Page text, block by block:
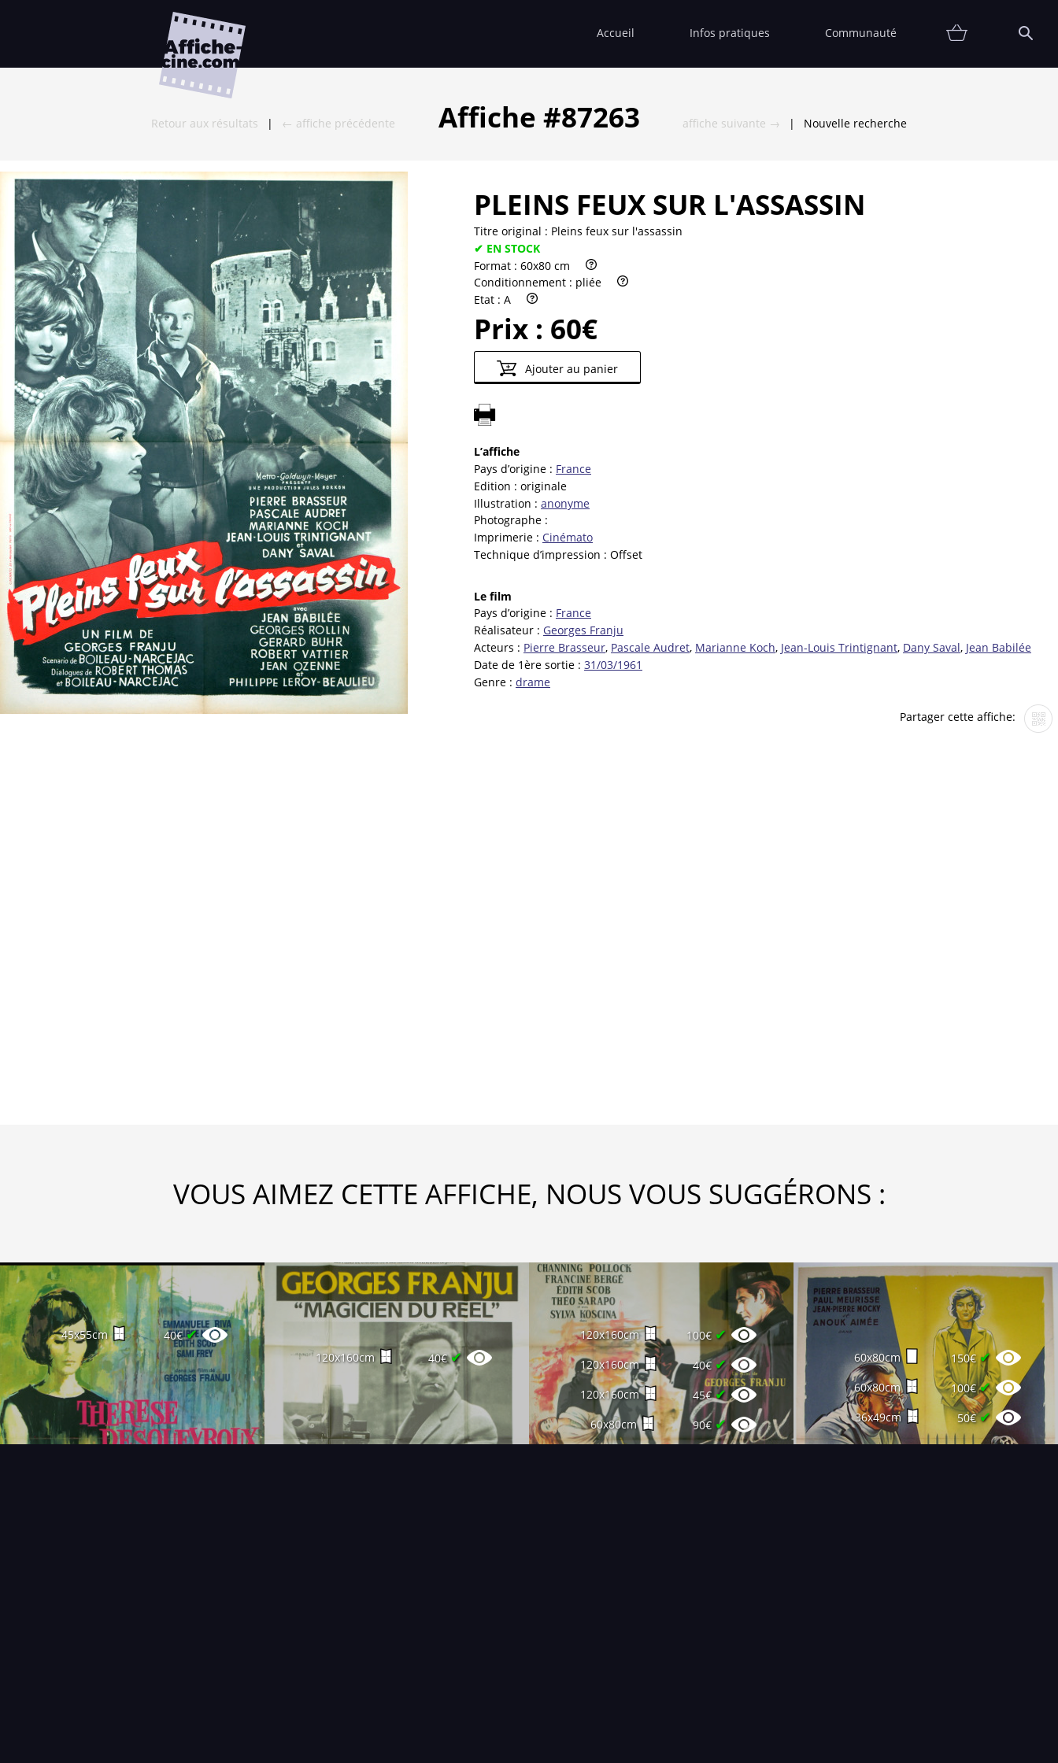
Accueil Infos pratiques
Affiche
Etat
Promotions
Contact
FAQ
Communauté
Collectionneur
Vendu
Thématiques
Partenaires
Vendre
Retour aux résultats | ← affiche précédente Affiche #87263 affiche suivante → | Nouvelle recherche
PLEINS FEUX SUR L'ASSASSIN
Titre original : Pleins feux sur l'assassin
✔ EN STOCK
Format : 60x80 cm
Conditionnement : pliée
Etat : A
Prix : 60€
Ajouter au panier
L’affiche
Pays d’origine : France
Edition : originale
Illustration : anonyme
Photographe :
Imprimerie : Cinémato
Technique d’impression : Offset
Le film
Pays d’origine : France
Réalisateur : Georges Franju
Acteurs : Pierre Brasseur, Pascale Audret, Marianne Koch, Jean-Louis Trintignant, Dany Saval, Jean Babilée
Date de 1ère sortie : 31/03/1961
Genre : drame
Partager cette affiche:
VOUS AIMEZ CETTE AFFICHE, NOUS VOUS SUGGÉRONS :
45x55cm 40€✔
120x160cm 40€✔
120x160cm 100€ ✔
120x160cm 40€✔
120x160cm 45€✔
60x80cm 90€✔
60x80cm 150€✔
60x80cm 100€✔
36x49cm 50€✔